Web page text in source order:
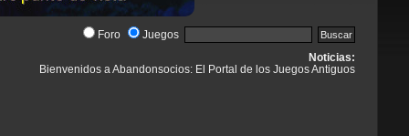
Foro Juegos
Noticias:
Bienvenidos a Abandonsocios: El Portal de los Juegos Antiguos